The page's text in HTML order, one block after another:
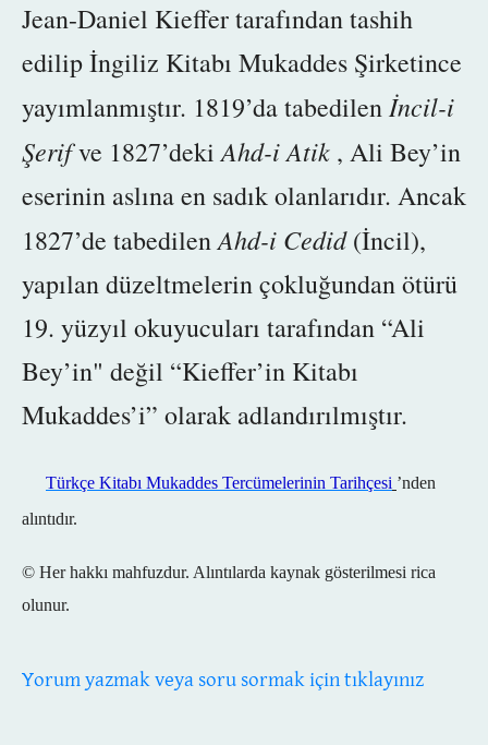
Jean-Daniel Kieffer tarafından tashih
edilip İngiliz Kitabı Mukaddes Şirketince
yayımlanmıştır. 1819’da tabedilen İncil-i
Şerifve 1827’dekiAhd-i Atik , Ali Bey’in
eserinin aslına en sadık olanlarıdır. Ancak
1827’de tabedilenAhd-i Cedid(İncil),
yapılan düzeltmelerin çokluğundan ötürü
19. yüzyıl okuyucuları tarafından “Ali
Bey’in" değil “Kieffer’in Kitabı
Mukaddes’i” olarak adlandırılmıştır.
Türkçe Kitabı Mukaddes Tercümelerinin Tarihçesi ’nden
alıntıdır.
© Her hakkı mahfuzdur. Alıntılarda kaynak gösterilmesi rica
olunur.
Yorum yazmak veya soru sormak için tıklayınız